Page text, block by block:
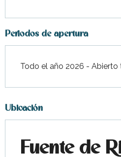
Periodos de apertura
Todo el año 2026 - Abierto
Ubicación
Fuente de